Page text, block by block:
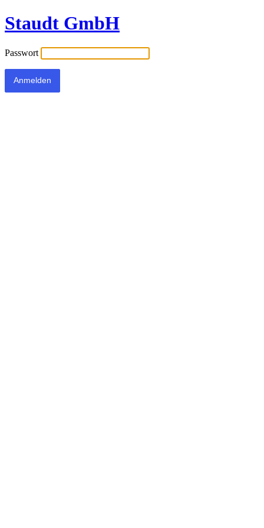
Staudt GmbH
Passwort